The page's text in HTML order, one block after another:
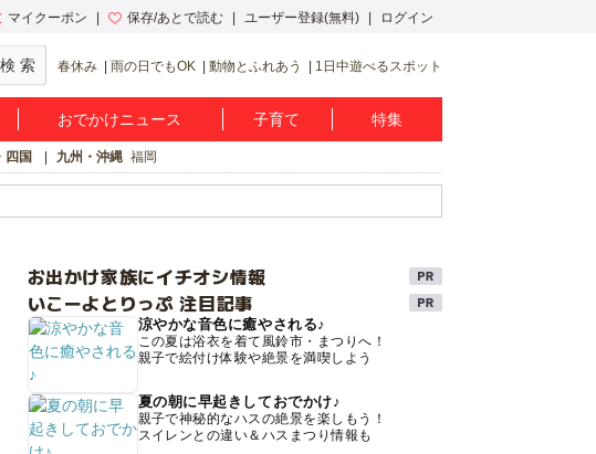
マイクーポン 保存/あとで読む ユーザー登録(無料) ログイン
春休み 雨の日でもOK 動物とふれあう 1日中遊べるスポット
おでかけニュース 子育て 特集
四国 九州・沖縄 福岡
お出かけ家族にイチオシ情報
いこーよとりっぷ 注目記事
涼やかな音色に癒やされる♪
この夏は浴衣を着て風鈴市・まつりへ！
親子で絵付け体験や絶景を満喫しよう
夏の朝に早起きしておでかけ♪
親子で神秘的なハスの絶景を楽しもう！
スイレンとの違い＆ハスまつり情報も